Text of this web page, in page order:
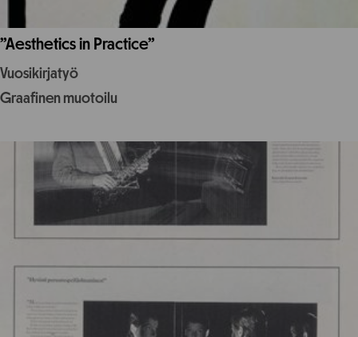
”Aesthetics in Practice”
Vuosikirjatyö
Graafinen muotoilu